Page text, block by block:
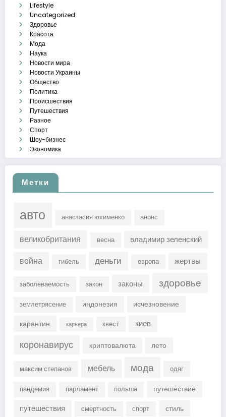
Lifestyle
Uncategorized
Здоровье
Красота
Мода
Наука
Новости мира
Новости Украины
Общество
Политика
Происшествия
Путешествия
Разное
Спорт
Шоу-бизнес
Экономика
Метки
авто анастасия юхименко анонс
великобритания весна владимир зеленский
война гибель деньги европа жертвы
заболеваемость закон законы здоровье
землетрясение индонезия
исчезновение
карантин
карьера квест киев
коронавирус криптовалюта лето
максим степанов мебель мода одяг
пандемия парламент польша путешествие
путешествия смертность спорт стиль